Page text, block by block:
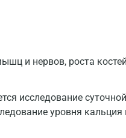
и нервов, роста
исследование
уровня кальция